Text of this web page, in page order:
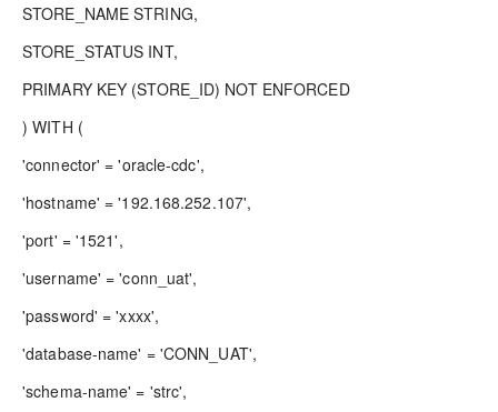
STORE_NAME STRING,
STORE_STATUS INT,
PRIMARY KEY (STORE_ID) NOT ENFORCED
) WITH (
'connector' = 'oracle-cdc',
'hostname' = '192.168.252.107',
'port' = '1521',
'username' = 'conn_uat',
'password' = 'xxxx',
'database-name' = 'CONN_UAT',
'schema-name' = 'strc',